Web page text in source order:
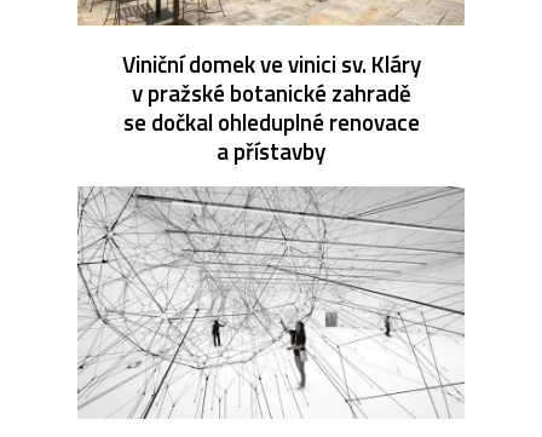
Viniční domek ve vinici sv. Kláry
v pražské botanické zahradě
se dočkal ohleduplné renovace
a přístavby